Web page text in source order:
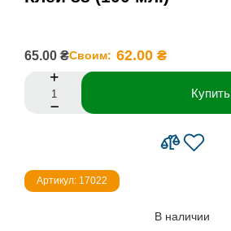
65.00 ₴Своим: 62.00 ₴
Купить
Артикул: 17022
В наличии